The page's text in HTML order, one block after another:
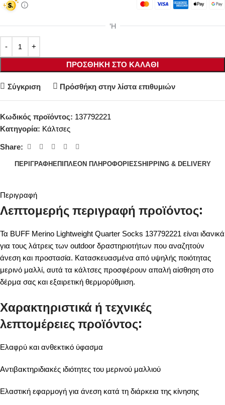
ΠΡΟΣΘΉΚΗ ΣΤΟ ΚΑΛΆΘΙ
Σύγκριση Πρόσθήκη στην λίστα επιθυμιών
Κωδικός προϊόντος: 137792221
Κατηγορία: Κάλτσες
Share:
ΠΕΡΙΓΡΑΦΉΕΠΙΠΛΈΟΝ ΠΛΗΡΟΦΟΡΊΕΣSHIPPING & DELIVERY
Περιγραφή
Λεπτομερής περιγραφή προϊόντος:
Τα BUFF Merino Lightweight Quarter Socks 137792221 είναι ιδανικά
για τους λάτρεις των outdoor δραστηριοτήτων που αναζητούν
άνεση και προστασία. Κατασκευασμένα από υψηλής ποιότητας
μερινό μαλλί, αυτά τα κάλτσες προσφέρουν απαλή αίσθηση στο
δέρμα σας και εξαιρετική θερμορύθμιση.
Χαρακτηριστικά ή τεχνικές
λεπτομέρειες προϊόντος:
Ελαφρύ και ανθεκτικό ύφασμα
Αντιβακτηριδιακές ιδιότητες του μερινού μαλλιού
Ελαστική εφαρμογή για άνεση κατά τη διάρκεια της κίνησης